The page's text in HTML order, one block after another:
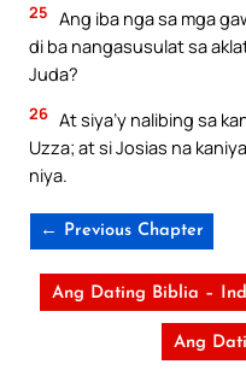
25 Ang iba nga sa mga
di ba nangasusulat sa
Juda?
26 At siya’y nalibing sa
Uzza; at si Josias na
niya.
← Previous Chapter
Ang Dating Biblia –
Ang